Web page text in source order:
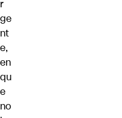
r
ge
nt
e,
en
qu
e
no